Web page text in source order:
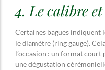
4. Le calibre
Certaines bagues
le diamètre (ring gauge).
l’occasion : un format court
une dégustation